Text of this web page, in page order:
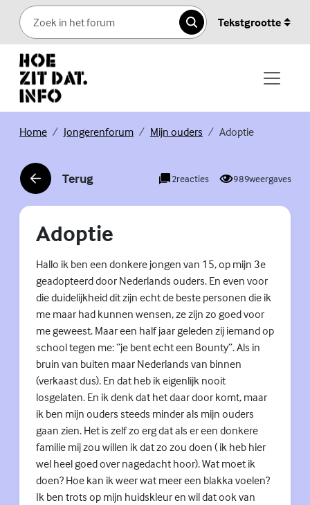
Skip to content
Zoeken
Tekstgrootte
Home(Externe link)
Jongerenforum(Externe link)
Mijn ouders (Externe link)
Adoptie
Terug
(Externe link) 2reacties 989weergaves
Adoptie
Hallo ik ben een donkere jongen van 15, op mijn 3e
geadopteerd door Nederlands ouders. En even voor
die duidelijkheid dit zijn echt de beste personen die ik
me maar had kunnen wensen, ze zijn zo goed voor
me geweest. Maar een half jaar geleden zij iemand op
school tegen me: “je bent echt een Bounty”. Als in
bruin van buiten maar Nederlands van binnen
(verkaast dus). En dat heb ik eigenlijk nooit
losgelaten. En ik denk dat het daar door komt, maar
ik ben mijn ouders steeds minder als mijn ouders
gaan zien. Het is zelf zo erg dat als er een donkere
familie mij zou willen ik dat zo zou doen ( ik heb hier
wel heel goed over nagedacht hoor). Wat moet ik
doen? Hoe kan ik weer wat meer een blakka voelen?
Ik ben trots op mijn huidskleur en wil dat ook van